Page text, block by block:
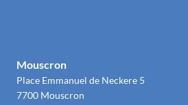
Mouscron
Place Emmanuel de Neckere 5
7700 Mouscron